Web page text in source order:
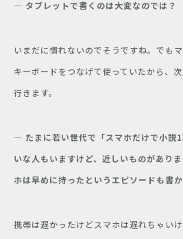
― タブレットで書くのは大変なのでは？
いまだに慣れないのでそうですね。でも
キーボードをつなげて使っていたから、
行きます。
― たまに若い世代で「スマホだけで小説
いな人もいますけど、 近しいものがあり
ホは早めに持ったというエピソードも書か
携帯は遅かったけどスマホは遅れちゃいけ